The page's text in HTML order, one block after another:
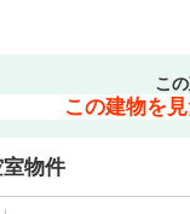
こ
この建物を
物件